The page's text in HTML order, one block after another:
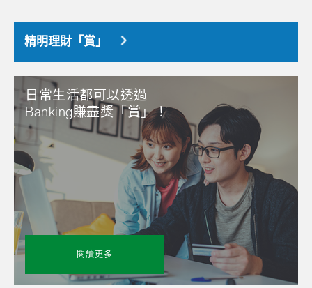
精明理財「賞」
日常生活都可以透過
Banking賺盡獎「賞」！
閱讀更多